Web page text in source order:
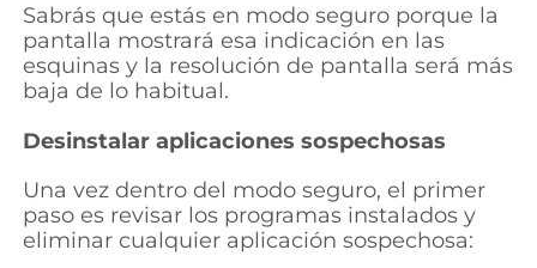
Sabrás que estás en modo seguro porque la
pantalla mostrará esa indicación en las
esquinas y la resolución de pantalla será más
baja de lo habitual.
Desinstalar aplicaciones sospechosas
Una vez dentro del modo seguro, el primer
paso es revisar los programas instalados y
eliminar cualquier aplicación sospechosa: